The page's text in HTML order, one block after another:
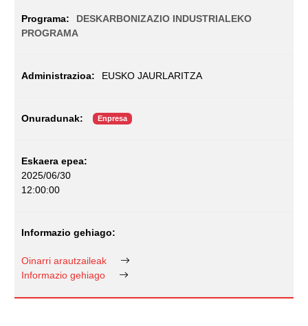
DESKARBONIZAZIO INDUSTRIALEKO
PROGRAMA
EUSKO JAURLARITZA
Enpresa
2025/06/30
12:00:00
Oinarri arautzaileak
Informazio gehiago